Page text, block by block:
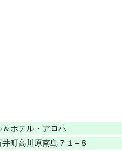
ホテル・アロハ
町高川原南島７１−８